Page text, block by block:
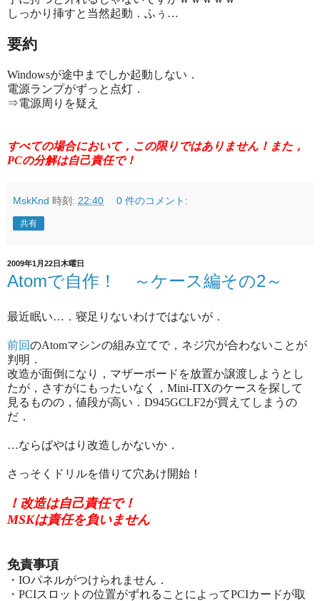
しっかり挿すと当然起動．ふぅ…
要約
Windowsが途中までしか起動しない．
電源ランプがずっと点灯．
⇒電源周りを疑え
すべての場合において，この限りではありません！また，
PCの分解は自己責任で！
MskKnd 時刻: 22:40 0 件のコメント:
共有
2009年1月22日木曜日
Atomで自作！ ～ケース編その2～
最近眠い…．寝足りないわけではないが．
前回のAtomマシンの組み立てで，ネジ穴が合わないことが
判明．
改造が面倒になり，マザーボードを放置か譲渡しようとし
たが，さすがにもったいなく，Mini-ITXのケースを探して
見るものの，値段が高い．D945GCLF2が買えてしまうの
だ．
…ならばやはり改造しかないか．
さっそくドリルを借りて穴あけ開始！
！改造は自己責任で！
MSKは責任を負いません
免責事項
・IOパネルがつけられません．
・PCIスロットの位置がずれることによってPCIカードが取